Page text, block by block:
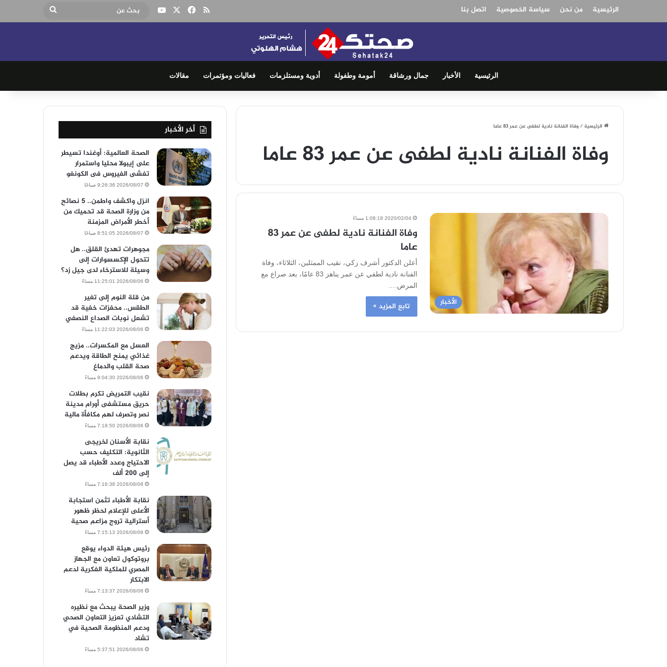
الرئيسية من نحن سياسة الخصوصية اتصل بنا ملخص الموقع RSS
فيسبوك‫YouTube
بحث
الرئيسية الأخبار جمال ورشاقة أمومة وطفولة أدوية ومستلزمات فعاليات ومؤتمرات مقالات
الرئيسية/وفاة الفنانة نادية لطفى عن عمر 83 عاما
وفاة الفنانة نادية لطفى عن عمر 83 عاما
الأخبار
2020/02/04 1:08:18 مساءً
وفاة الفنانة نادية لطفى عن عمر 83
عاما
أعلن الدكتور أشرف زكي، نقيب الممثلين، الثلاثاء، وفاة
الفنانة نادية لطفي عن عمر يناهز 83 عامًا، بعد صراع مع
المرض.…
تابع المزيد »
أخر الأخبار
الصحة العالمية: أوغندا تسيطر
على إيبولا محليا واستمرار
تفشى الفيروس فى الكونغو
2026/08/07 9:26:36 صباحًا
انزل واكشف واطمن.. 5 نصائح
من وزارة الصحة قد تحميك من
أخطر الأمراض المزمنة
2026/08/07 8:51:05 صباحًا
مجوهرات تهدئ القلق.. هل
تتحول الإكسسوارات إلى
وسيلة للاسترخاء لدى جيل زد؟
2026/08/06 11:25:01 مساءً
من قلة النوم إلى تغير
الطقس.. محفزات خفية قد
تشعل نوبات الصداع النصفي
2026/08/06 11:22:03 مساءً
العسل مع المكسرات.. مزيج
غذائي يمنح الطاقة ويدعم
صحة القلب والدماغ
2026/08/06 9:04:30 مساءً
نقيب التمريض تكرم بطلات
حريق مستشفى أورام مدينة
نصر وتصرف لهم مكافأة مالية
2026/08/06 7:18:50 مساءً
نقابة الأسنان لخريجى
الثانوية: التكليف حسب
الاحتياج وعدد الأطباء قد يصل
إلى 200 ألف
2026/08/06 7:16:38 مساءً
نقابة الأطباء تثمن استجابة
الأعلى للإعلام لحظر ظهور
أسترالية تروج مزاعم صحية
2026/08/06 7:15:13 مساءً
رئيس هيئة الدواء يوقع
بروتوكول تعاون مع الجهاز
المصري للملكية الفكرية لدعم
الابتكار
2026/08/06 7:13:37 مساءً
وزير الصحة يبحث مع نظيره
التشادي تعزيز التعاون الصحي
ودعم المنظومة الصحية في
تشاد
2026/08/06 5:37:51 مساءً